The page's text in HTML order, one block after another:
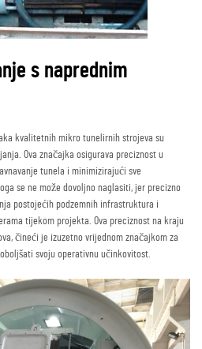
s naprednim
kvalitetnih mikro tunelirnih strojeva su
Ova značajka osigurava preciznost u
tunela i minimizirajući sve
se ne može dovoljno naglasiti, jer precizno
postojećih podzemnih infrastruktura i
tijekom projekta. Ova preciznost na kraju
čineći je izuzetno vrijednom značajkom za
svoju operativnu učinkovitost.